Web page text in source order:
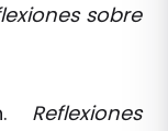
sobre
Reflexiones